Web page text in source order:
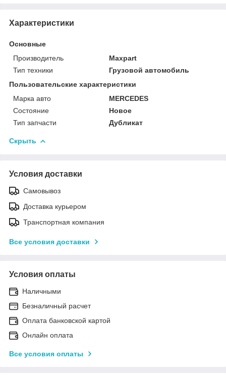
Характеристики
Основные
Производитель
Maxpart
Тип техники
Грузовой автомобиль
Пользовательские характеристики
Марка авто
MERCEDES
Состояние
Новое
Тип запчасти
Дубликат
Скрыть
Условия доставки
Самовывоз
Доставка курьером
Транспортная компания
Все условия доставки
Условия оплаты
Наличными
Безналичный расчет
Оплата банковской картой
Онлайн оплата
Все условия оплаты